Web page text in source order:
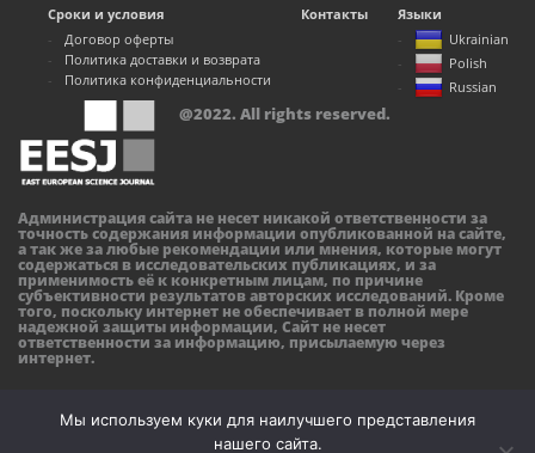
Сроки и условия
Договор оферты
Политика доставки и возврата
Политика конфиденциальности
Контакты
Языки
Ukrainian
Polish
Russian
@2022. All rights reserved.
Администрация сайта не несет никакой ответственности за
точность содержания информации опубликованной на сайте,
а так же за любые рекомендации или мнения, которые могут
содержаться в исследовательских публикациях, и за
применимость её к конкретным лицам, по причине
субъективности результатов авторских исследований. Кроме
того, поскольку интернет не обеспечивает в полной мере
надежной защиты информации, Сайт не несет
ответственности за информацию, присылаемую через
интернет.
Мы используем куки для наилучшего представления
нашего сайта.